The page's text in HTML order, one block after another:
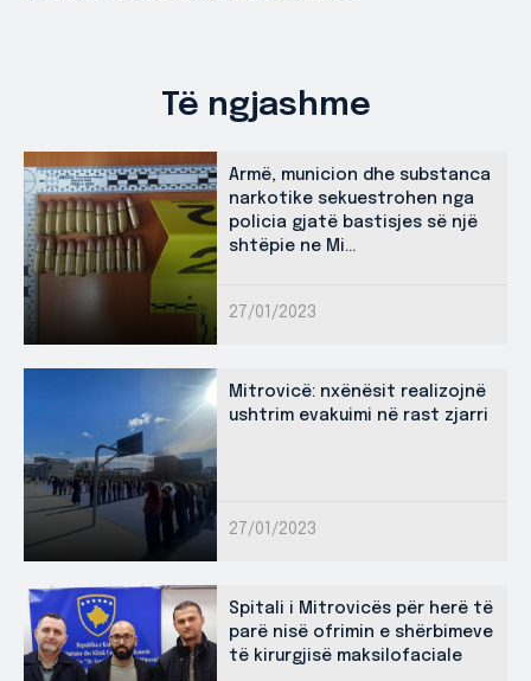
Të ngjashme
Armë, municion dhe substanca
narkotike sekuestrohen nga
policia gjatë bastisjes së një
shtëpie ne Mi...
27/01/2023
Mitrovicë: nxënësit realizojnë
ushtrim evakuimi në rast zjarri
27/01/2023
Spitali i Mitrovicës për herë të
parë nisë ofrimin e shërbimeve
të kirurgjisë maksilofaciale